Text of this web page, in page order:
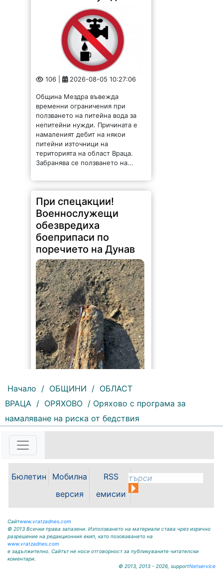
106 | 2026-08-05 10:27:06
Община Мездра въвежда
временни ограничения при
ползването на питейна вода за
непитейни нужди. Причината е
намаленият дебит на някои
питейни източници на
територията на област Враца.
Забранява се ползването на...
При спецакции!
Военнослужещи
обезвредиха
боеприпаси по
поречието на Дунав
152 | 2026-08-05 10:14:31
Специализираният екип от
врачанското военно
реагира при поредица от сигнали
област, предотвратявайки
сериозен риск за населението.
Само за осем дни –...
Начало / ОБЩИНИ / ОБЛАСТ
ВРАЦА / ОРЯХОВО / Оряхово с програма за
намаляване на риска от бедствия
Бюлетин
Мобилна
версия
RSS
емисии
Сайтwww.vratzadnes.com
© 2013 Всички права запазени. Използването на материали става чрез изрично
разрешение на редакционния екип, като позоваването на
www.vratzadnes.com
е задължително. Сайтът не носи отговорност за публикуваните читателски
коментари.
© 2013, 2013 - 2026, supportNetservice